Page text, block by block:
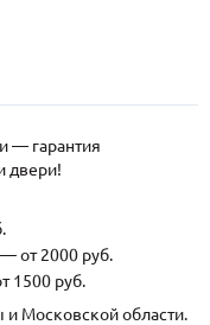
— гарантия
двери!
от 2000 руб.
1500 руб.
и Московской области.